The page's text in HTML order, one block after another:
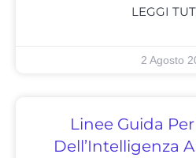
LEGGI
2 Agosto
Linee Guida
Dell’Intelligenza